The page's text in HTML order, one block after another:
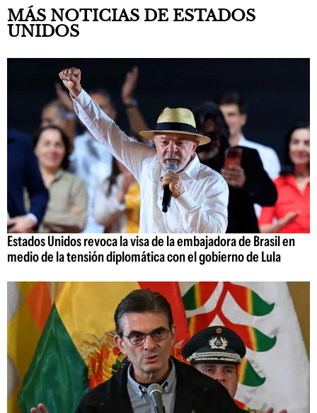
MÁS NOTICIAS DE ESTADOS
UNIDOS
Estados Unidos revoca la visa de la embajadora de Brasil en
medio de la tensión diplomática con el gobierno de Lula